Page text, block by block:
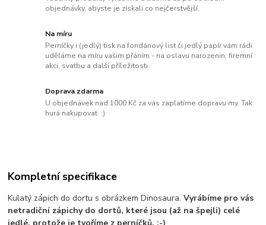
objednávky, abyste je získali co nejčerstvější.
Na míru
Perníčky i (jedlý) tisk na fondánový list či jedlý papír vám rádi
uděláme na míru vašim přáním - na oslavu narozenin, firemní
akci, svatbu a další příležitosti.
Doprava zdarma
U objednávek nad 1000 Kč za vás zaplatíme dopravu my. Tak
hurá nakupovat. :)
Kompletní specifikace
Kulatý zápich do dortu s obrázkem Dinosaura.Vyrábíme pro vás
netradiční zápichy do dortů, které jsou (až na špejli) celé
jedlé, protože je tvoříme z perníčků. :-)